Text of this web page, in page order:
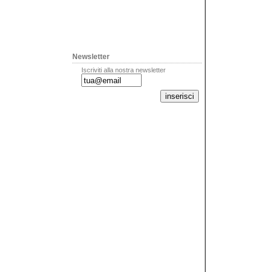
Newsletter
Iscriviti alla nostra newsletter